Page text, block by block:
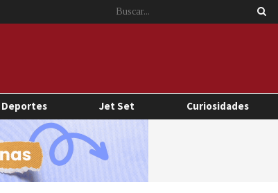
Deportes Jet Set Curiosidades